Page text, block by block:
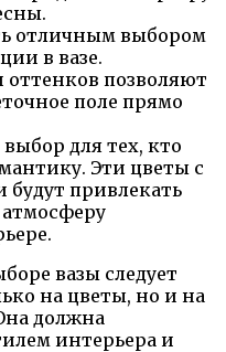
отличным выбором
в вазе.
оттенков позволяют
поле прямо
для тех, кто
Эти цветы с
привлекать
вазы следует
на цветы, но и на
должна
интерьера и